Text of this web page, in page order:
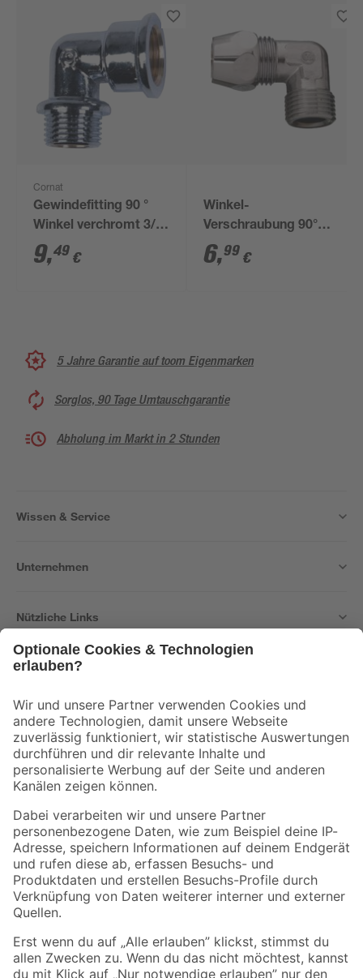
Cornat
Gewindefitting 90 °
Winkel verchromt 3/4"
IG x 3/4" AG
9,49 €
Winkel-
Verschraubung 90°
verchromt 1 1/2"
AG/IG x Ø 10 mm
6,99 €
5 Jahre Garantie auf toom Eigenmarken
Sorglos, 90 Tage Umtauschgarantie
Abholung im Markt in 2 Stunden
Wissen & Service
Unternehmen
Nützliche Links
Der toom Newsletter: Keine Angebote und Aktionen mehr verpassen!
Zur Newsletter Anmeldung
Folge uns
Zahlungsarten Versandarten
Sicher einkaufen